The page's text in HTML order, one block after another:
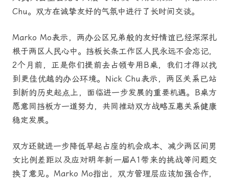
Chu。双方在诚挚友好的气氛中进行了长时间交谈。
Marko Mo表示，两办公区兄弟般的友好情谊已经深深扎
根于两区人民心中。挡板长条工作区人民永远不会忘记，
2个月前，正是你们提前去占领专用B桌，我们才得以找
到更佳优越的办公环境。Nick Chu表示，两区关系已站
到新的历史起点上，面临进一步发展的重要机遇。B桌方
愿意同挡板方一道努力，共同推动双方战略互惠关系健康
稳定发展。
双方还就进一步降低早起占座的机会成本、减少两区间男
女比例差距以及应对明年新一届A1带来的挑战等问题交
换了意见。Marko Mo指出，双方管理层应该加强合作，